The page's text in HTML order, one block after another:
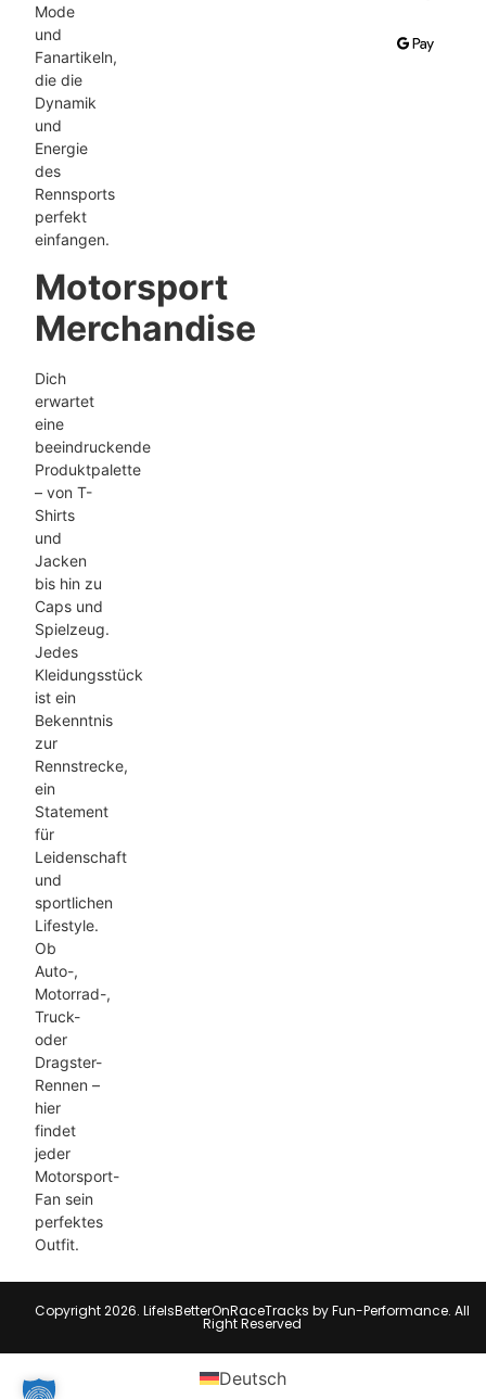
Mode
und
Fanartikeln,
die die
Dynamik
und
Energie
des
Rennsports
perfekt
einfangen.
Motorsport
Merchandise
Dich
erwartet
eine
beeindruckende
Produktpalette
– von T-
Shirts
und
Jacken
bis hin zu
Caps und
Spielzeug.
Jedes
Kleidungsstück
ist ein
Bekenntnis
zur
Rennstrecke,
ein
Statement
für
Leidenschaft
und
sportlichen
Lifestyle.
Ob
Auto-,
Motorrad-,
Truck-
oder
Dragster-
Rennen –
hier
findet
jeder
Motorsport-
Fan sein
perfektes
Outfit.
Copyright 2026. LifeIsBetterOnRaceTracks by Fun-Performance. All
Right Reserved
Deutsch